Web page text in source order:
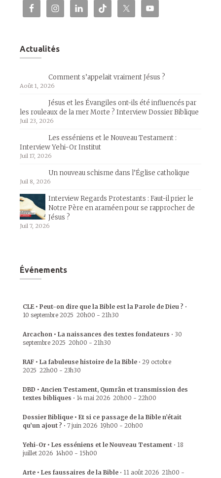
Actualités
Comment s’appelait vraiment Jésus ?
Août 1, 2026
Jésus et les Évangiles ont-ils été influencés par
les rouleaux de la mer Morte ? Interview Dossier Biblique
Juil 23, 2026
Les esséniens et le Nouveau Testament :
Interview Yehi-Or Institut
Juil 17, 2026
Un nouveau schisme dans l’Église catholique
Juil 8, 2026
Interview Regards Protestants : Faut-il prier le
Notre Père en araméen pour se rapprocher de
Jésus ?
Juil 7, 2026
Événements
CLE • Peut-on dire que la Bible est la Parole de Dieu ? •
10 septembre 2025 20h00 - 21h30
Arcachon • La naissances des textes fondateurs • 30
septembre 2025 20h00 - 21h30
RAF • La fabuleuse histoire de la Bible • 29 octobre
2025 22h00 - 23h30
DBD • Ancien Testament, Qumrân et transmission des
textes bibliques • 14 mai 2026 20h00 - 22h00
Dossier Biblique • Et si ce passage de la Bible n’était
qu’un ajout ? • 7 juin 2026 19h00 - 20h00
Yehi-Or • Les esséniens et le Nouveau Testament • 18
juillet 2026 14h00 - 15h00
Arte • Les faussaires de la Bible • 11 août 2026 21h00 -